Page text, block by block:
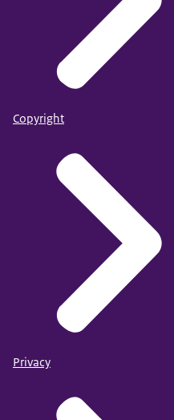
Copyright
Privacy